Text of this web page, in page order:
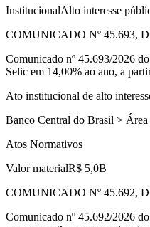
InstitucionalAlto interesse
COMUNICADO Nº 45.693,
Comunicado nº 45.693/2026
Selic em 14,00% ao ano, a
Ato institucional de alto
Banco Central do Brasil >
Atos Normativos
Valor materialR$ 5,0B
COMUNICADO Nº 45.692,
Comunicado nº 45.692/2026